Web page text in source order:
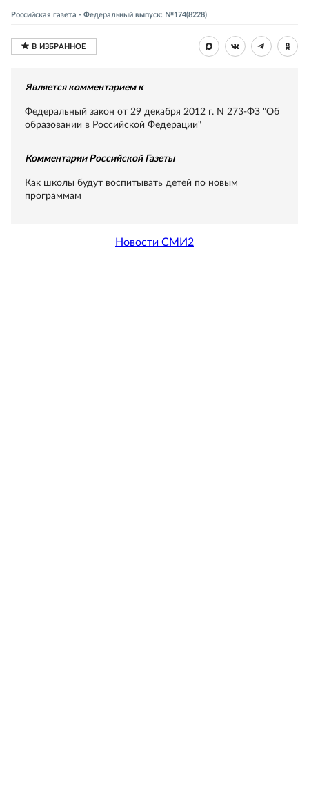
Российская газета - Федеральный выпуск: №174(8228)
Является комментарием к
Федеральный закон от 29 декабря 2012 г. N 273-ФЗ "Об
образовании в Российской Федерации"
Комментарии Российской Газеты
Как школы будут воспитывать детей по новым
программам
Новости СМИ2